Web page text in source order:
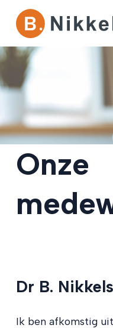
Onze
Dr B.
Ik ben afkomstig